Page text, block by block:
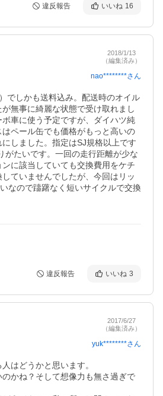
違反報告 いいね 16
2018/1/13
（編集済み）
nao********さん
でしかも送料込み。配送時のオイル
無事に綺麗な状態で受け取れまし
車に使う予定ですが、ダイハツ純
ペール缶でも価格がもっと高いの
しました。指定はSJ規格以上です
がたいです。一回の走行距離が少な
に該当していても交換費用をケチ
ていませんでしたが、今回はリッ
なので躊躇なく短いサイクルで交換
違反報告 いいね 3
2017/6/27
（編集済み）
yuk********さん
はどうかと思います。
かね？そして想像力も無さ過ぎで